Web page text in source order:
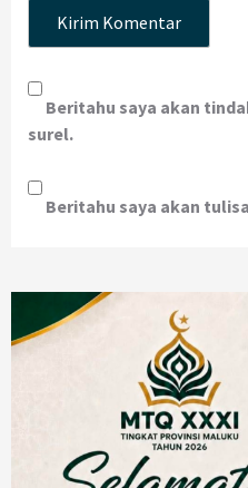
Beritahu saya akan
surel.
Beritahu saya akan